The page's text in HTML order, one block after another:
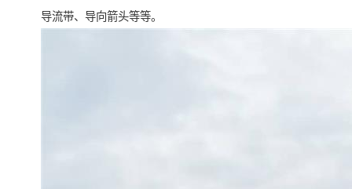
导流带、导向箭头等等。